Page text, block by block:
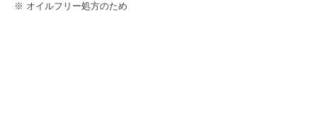
※ オイルフリー処方のため